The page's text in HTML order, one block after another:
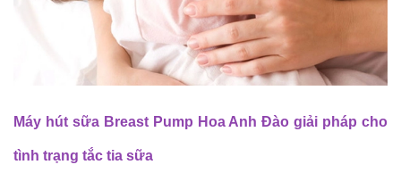
Máy hút sữa Breast Pump Hoa Anh Đào giải pháp cho
tình trạng tắc tia sữa